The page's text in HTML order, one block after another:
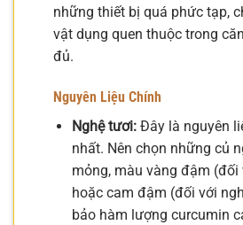
những thiết bị quá phức tạp,
vật dụng quen thuộc trong
đủ.
Nguyên Liệu Chính
Nghệ tươi:Đây là nguyên
nhất. Nên chọn những củ
mỏng, màu vàng đậm (đối
hoặc cam đậm (đối với
bảo hàm lượng curcumin